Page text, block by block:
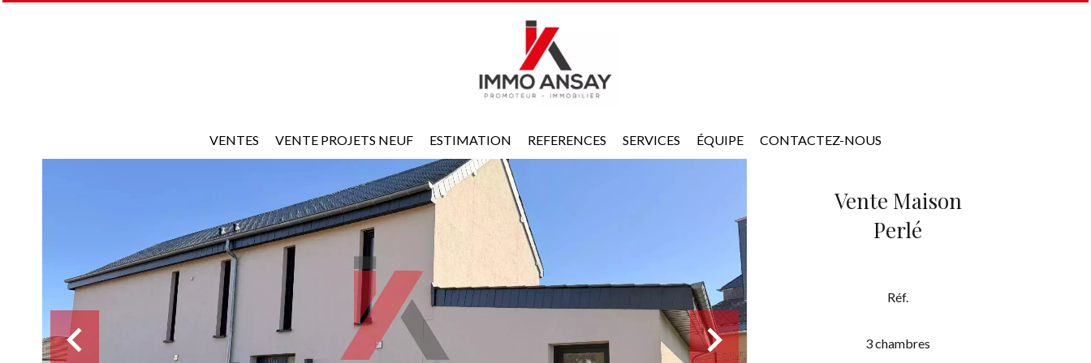
VENTES VENTE PROJETS NEUF ESTIMATION REFERENCES SERVICES ÉQUIPE CONTACTEZ-NOUS
Vente Maison
Perlé
Réf.
3 chambres